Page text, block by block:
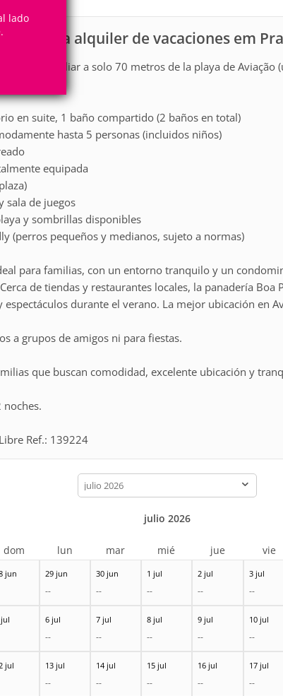
lado
para alquiler de vacaciones em
familiar a solo 70 metros de la playa de Aviação
en suite, 1 baño compartido (2 baños en total)
hasta 5 personas (incluidos niños)
equipada
sala de juegos
y sombrillas disponibles
(perros pequeños y medianos, sujeto a normas)
para familias, con un entorno tranquilo y un
de tiendas y restaurantes locales, la panadería Boa
espectáculos durante el verano. La mejor ubicación en
a grupos de amigos ni para fiestas.
que buscan comodidad, excelente ubicación y
Ref.: 139224
calendar-
month
jun 29 jun
--
30 jun
--
1 jul
--
2 jul
--
3 jul
--
6 jul
--
7 jul
--
8 jul
--
9 jul
--
10 jul
--
jul 13 jul
--
14 jul
--
15 jul
--
16 jul
--
17 jul
--
julio 2026
dom lun mar mié jue vie